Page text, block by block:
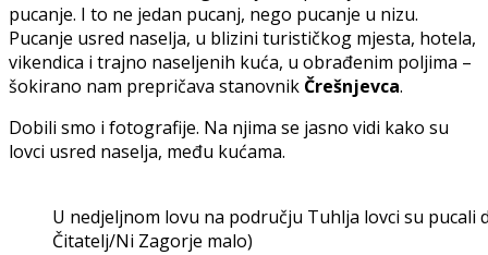
pucanje. I to ne jedan pucanj, nego pucanje u nizu.
Pucanje usred naselja, u blizini turističkog mjesta, hotela,
vikendica i trajno naseljenih kuća, u obrađenim poljima –
šokirano nam prepričava stanovnik Črešnjevca.
Dobili smo i fotografije. Na njima se jasno vidi kako su
lovci usred naselja, među kućama.
U nedjeljnom lovu na području Tuhlja lovci su pucali
Čitatelj/Ni Zagorje malo)